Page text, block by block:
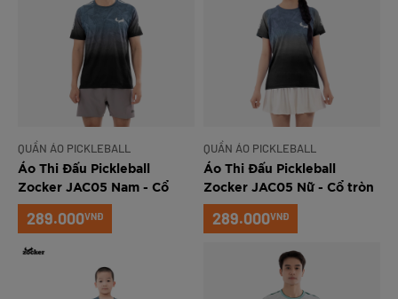
QUẦN ÁO PICKLEBALL
Áo Thi Đấu Pickleball
Zocker JAC05 Nam - Cổ
tròn - Đen
289.000VNĐ
QUẦN ÁO PICKLEBALL
Áo Thi Đấu Pickleball
Zocker JAC05 Nữ - Cổ tròn
- Đen
289.000VNĐ